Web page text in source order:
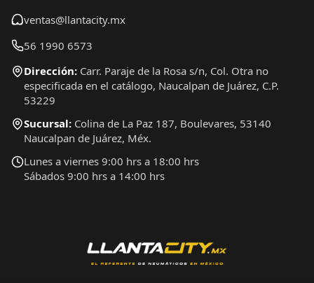
ventas@llantacity.mx
56 1990 6573
Dirección: Carr. Paraje de la Rosa s/n, Col. Otra no
especificada en el catálogo, Naucalpan de Juárez, C.P.
53229
Sucursal: Colina de La Paz 187, Boulevares, 53140
Naucalpan de Juárez, Méx.
Lunes a viernes 9:00 hrs a 18:00 hrs
Sábados 9:00 hrs a 14:00 hrs